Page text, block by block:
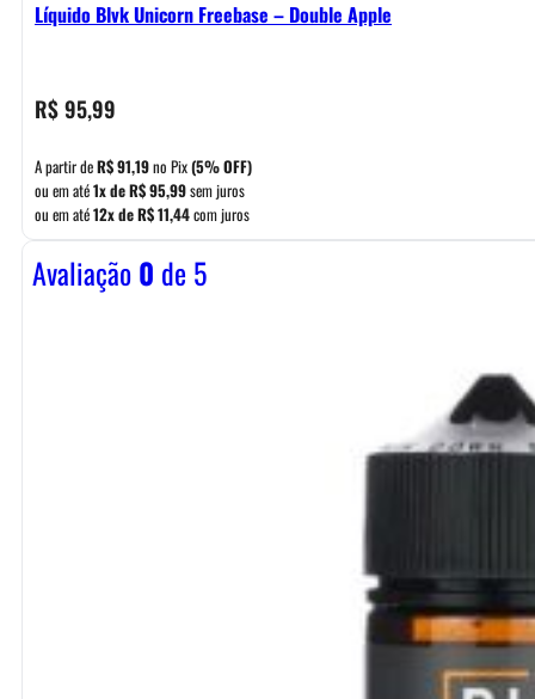
Líquido Blvk Unicorn Freebase – Double Apple
R$95,99
A partir deR$91,19no Pix(5% OFF)
ou em até1x deR$95,99sem juros
ou em até12x deR$11,44com juros
Avaliação0 de 5